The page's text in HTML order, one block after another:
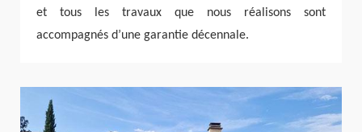
et tous les travaux que nous réalisons sont
accompagnés d’une garantie décennale.